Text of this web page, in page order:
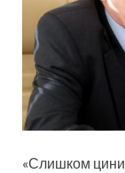
«Слишком